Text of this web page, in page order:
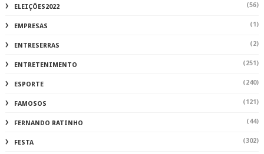
ELEIÇÕES2022 (56)
EMPRESAS (1)
ENTRESERRAS (2)
ENTRETENIMENTO (251)
ESPORTE (240)
FAMOSOS (121)
FERNANDO RATINHO (44)
FESTA (302)